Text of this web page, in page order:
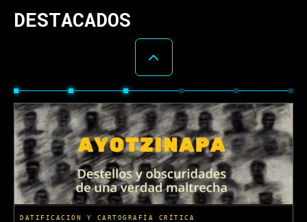
DESTACADOS
DATIFICACIÓN Y CARTOGRAFÍA CRÍTICA